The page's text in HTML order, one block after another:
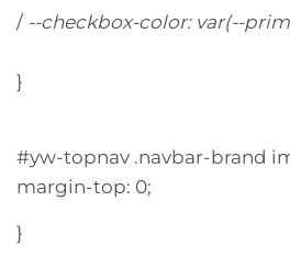
/ --checkbox-color: var(--
}
#yw-topnav .navbar-brand
margin-top: 0;
}